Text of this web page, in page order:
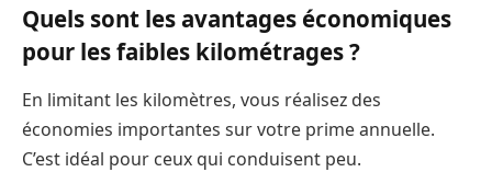
Quels sont les avantages économiques
pour les faibles kilométrages ?
En limitant les kilomètres, vous réalisez des
économies importantes sur votre prime annuelle.
C’est idéal pour ceux qui conduisent peu.